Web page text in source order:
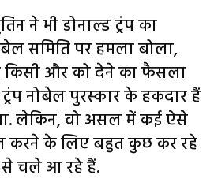
ने भी डोनाल्ड ट्रंप का
समिति पर हमला बोला,
किसी और को देने का फैसला
नोबेल पुरस्कार के हकदार हैं
लेकिन, वो असल में कई ऐसे
करने के लिए बहुत कुछ कर रहे
से चले आ रहे हैं.